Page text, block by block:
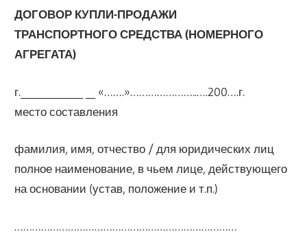
ДОГОВОР КУПЛИ-ПРОДАЖИ
ТРАНСПОРТНОГО СРЕДСТВА (НОМЕРНОГО
АГРЕГАТА)
г._____________ __ «…….»…………………..….200….г.
место составления
фамилия, имя, отчество / для юридических лиц
полное наименование, в чьем лице, действующего
на основании (устав, положение и т.п.)
…………………………………………………………………